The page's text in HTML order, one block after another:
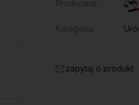
zapytaj o produkt